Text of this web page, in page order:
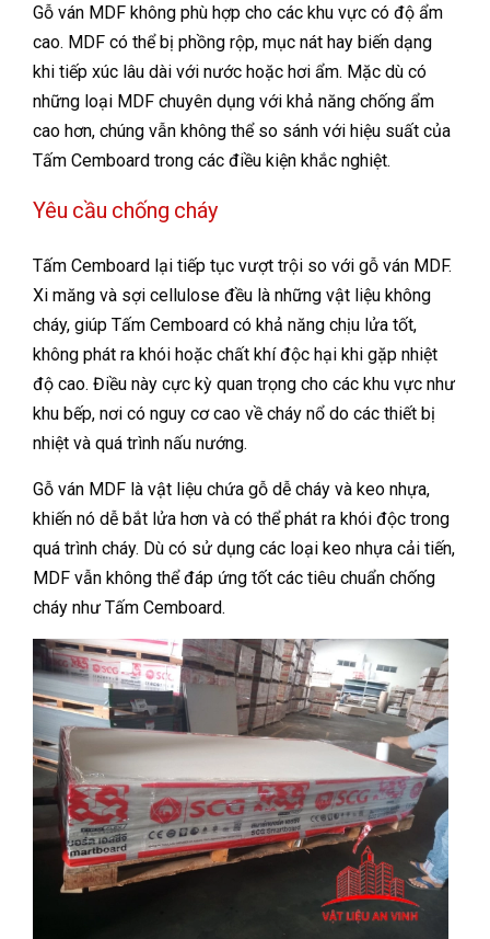
Gỗ ván MDF không phù hợp cho các khu vực có độ ẩm
cao. MDF có thể bị phồng rộp, mục nát hay biến dạng
khi tiếp xúc lâu dài với nước hoặc hơi ẩm. Mặc dù có
những loại MDF chuyên dụng với khả năng chống ẩm
cao hơn, chúng vẫn không thể so sánh với hiệu suất của
Tấm Cemboard trong các điều kiện khắc nghiệt.
Yêu cầu chống cháy
Tấm Cemboard lại tiếp tục vượt trội so với gỗ ván MDF.
Xi măng và sợi cellulose đều là những vật liệu không
cháy, giúp Tấm Cemboard có khả năng chịu lửa tốt,
không phát ra khói hoặc chất khí độc hại khi gặp nhiệt
độ cao. Điều này cực kỳ quan trọng cho các khu vực như
khu bếp, nơi có nguy cơ cao về cháy nổ do các thiết bị
nhiệt và quá trình nấu nướng.
Gỗ ván MDF là vật liệu chứa gỗ dễ cháy và keo nhựa,
khiến nó dễ bắt lửa hơn và có thể phát ra khói độc trong
quá trình cháy. Dù có sử dụng các loại keo nhựa cải tiến,
MDF vẫn không thể đáp ứng tốt các tiêu chuẩn chống
cháy như Tấm Cemboard.